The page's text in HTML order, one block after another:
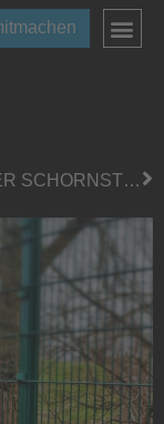
GOLDENER SCHORNSTEIN